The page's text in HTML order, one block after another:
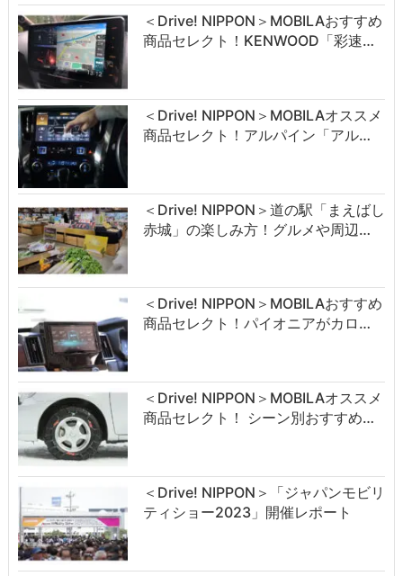
＜Drive! NIPPON＞MOBILAおすすめ
商品セレクト！KENWOOD「彩速…
＜Drive! NIPPON＞MOBILAオススメ
商品セレクト！アルパイン「アル…
＜Drive! NIPPON＞道の駅「まえばし
赤城」の楽しみ方！グルメや周辺…
＜Drive! NIPPON＞MOBILAおすすめ
商品セレクト！パイオニアがカロ…
＜Drive! NIPPON＞MOBILAオススメ
商品セレクト！ シーン別おすすめ…
＜Drive! NIPPON＞「ジャパンモビリ
ティショー2023」開催レポート